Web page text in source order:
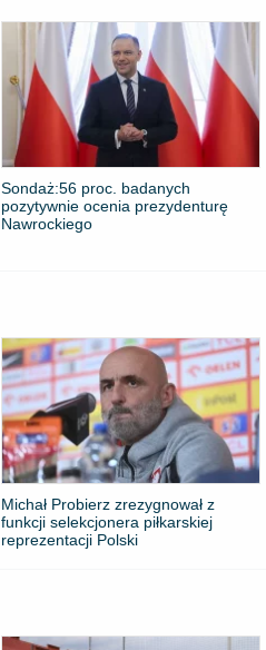
​Sondaż:56 proc. badanych
pozytywnie ocenia prezydenturę
Nawrockiego
Michał Probierz zrezygnował z
funkcji selekcjonera piłkarskiej
reprezentacji Polski